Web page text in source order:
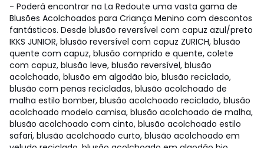
- Poderá encontrar na La Redoute uma vasta gama de
Blusões Acolchoados para Criança Menino com descontos
fantásticos. Desde blusão reversível com capuz azul/preto
IKKS JUNIOR, blusão reversível com capuz ZURICH, blusão
quente com capuz, blusão comprido e quente, colete
com capuz, blusão leve, blusão reversível, blusão
acolchoado, blusão em algodão bio, blusão reciclado,
blusão com penas recicladas, blusão acolchoado de
malha estilo bomber, blusão acolchoado reciclado, blusão
acolchoado modelo camisa, blusão acolchoado de malha,
blusão acolchoado com cinto, blusão acolchoado estilo
safari, blusão acolchoado curto, blusão acolchoado em